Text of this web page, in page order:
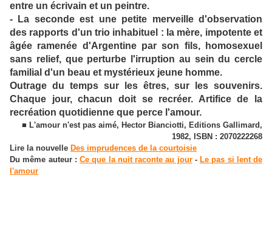
entre un écrivain et un peintre.
- La seconde est une petite merveille d'observation
des rapports d'un trio inhabituel : la mère, impotente et
âgée ramenée d'Argentine par son fils, homosexuel
sans relief, que perturbe l'irruption au sein du cercle
familial d'un beau et mystérieux jeune homme.
Outrage du temps sur les êtres, sur les souvenirs.
Chaque jour, chacun doit se recréer. Artifice de la
recréation quotidienne que perce l'amour.
■ L'amour n'est pas aimé, Hector Bianciotti, Editions Gallimard,
1982, ISBN : 2070222268
Lire la nouvelle Des imprudences de la courtoisie
Du même auteur : Ce que la nuit raconte au jour- Le pas si lent de
l'amour